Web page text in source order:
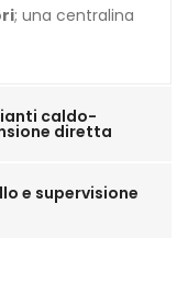
; una centralina
caldo-
diretta
e supervisione